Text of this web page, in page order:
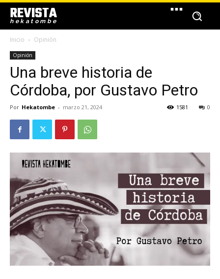
REVISTA
hekatombe
Inicio Opinión
Opinión
Una breve historia de
Córdoba, por Gustavo Petro
Por Hekatombe - marzo 21, 2024 0
1581